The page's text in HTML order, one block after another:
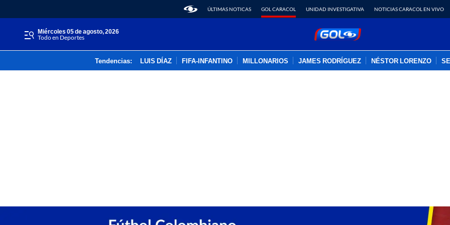
ÚLTIMAS NOTICAS GOL CARACOL UNIDAD INVESTIGATIVA NOTICIAS CARACOL EN VIVO
miércoles 05 de agosto, 2026
Todo en Deportes
Tendencias: LUIS DÍAZ FIFA-INFANTINO MILLONARIOS JAMES RODRÍGUEZ NÉSTOR LORENZO